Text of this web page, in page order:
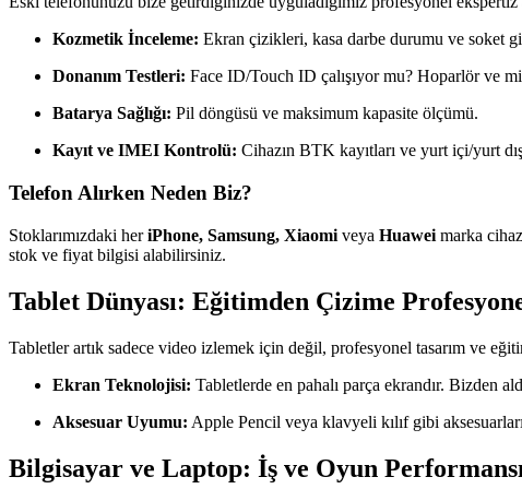
Kozmetik İnceleme: Ekran çizikleri, kasa darbe durumu ve soket
Donanım Testleri: Face ID/Touch ID çalışıyor mu? Hoparlör ve
Batarya Sağlığı: Pil döngüsü ve maksimum kapasite ölçümü.
Kayıt ve IMEI Kontrolü: Cihazın BTK kayıtları ve yurt içi/yurt
Telefon Alırken Neden Biz?
Stoklarımızdaki heriPhone, Samsung, Xiaomi veya Huawei marka
stok ve fiyat bilgisi alabilirsiniz.
Tablet Dünyası: Eğitimden Çizime
Tabletler artık sadece video izlemek için değil, profesyonel tasarım ve
Ekran Teknolojisi: Tabletlerde en pahalı parça ekrandır. Bizden
Aksesuar Uyumu: Apple Pencil veya klavyeli kılıf gibi
Bilgisayar ve Laptop: İş ve Oyun